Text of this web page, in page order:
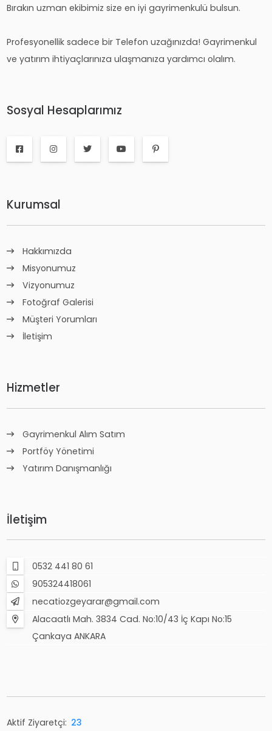
Bırakın uzman ekibimiz size en iyi gayrimenkulü bulsun.
Profesyonellik sadece bir Telefon uzağınızda! Gayrimenkul
ve yatırım ihtiyaçlarınıza ulaşmanıza yardımcı olalım.
Sosyal Hesaplarımız
Kurumsal
Hakkımızda
Misyonumuz
Vizyonumuz
Fotoğraf Galerisi
Müşteri Yorumları
İletişim
Hizmetler
Gayrimenkul Alım Satım
Portföy Yönetimi
Yatırım Danışmanlığı
İletişim
0532 441 80 61
905324418061
necatiozgeyarar@gmail.com
Alacaatlı Mah. 3834 Cad. No:10/43 İç Kapı No:15
Çankaya ANKARA
Aktif Ziyaretçi: 23